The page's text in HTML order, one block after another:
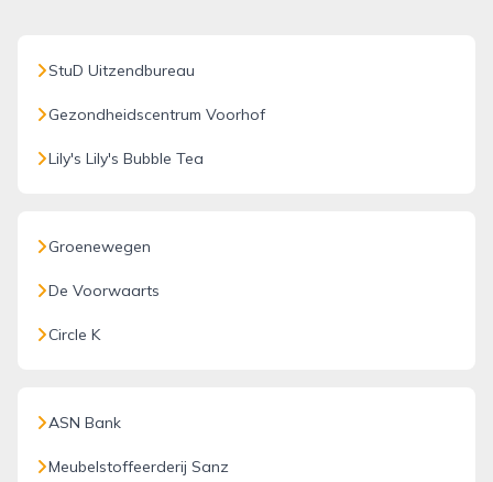
StuD Uitzendbureau
Gezondheidscentrum Voorhof
Lily's Lily's Bubble Tea
Groenewegen
De Voorwaarts
Circle K
ASN Bank
Meubelstoffeerderij Sanz